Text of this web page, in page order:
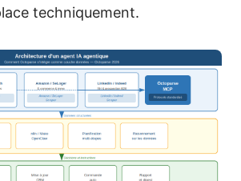
techniquement.